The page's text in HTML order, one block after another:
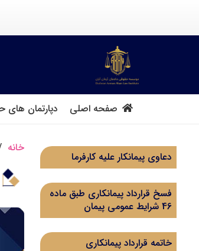
صفحه اصلی دپارتمان های
دعاوی پیمانکار علیه کارفرما
فسخ قرارداد پیمانکاری طبق ماده
46 شرایط عمومی پیمان
خاتمه قرارداد پیمانکاری
خانه